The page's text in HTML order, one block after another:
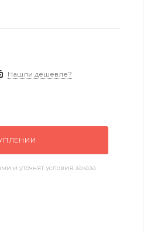
Нашли дешевле?
и уточнят условия заказа